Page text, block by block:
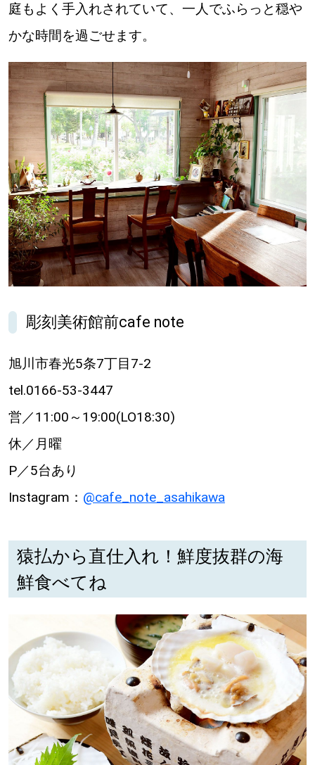
庭もよく手入れされていて、一人でふらっと穏や
かな時間を過ごせます。
彫刻美術館前cafe note
旭川市春光5条7丁目7-2
tel.0166-53-3447
営／11:00～19:00(LO18:30)
休／月曜
P／5台あり
Instagram： @cafe_note_asahikawa
猿払から直仕入れ！鮮度抜群の海
鮮食べてね